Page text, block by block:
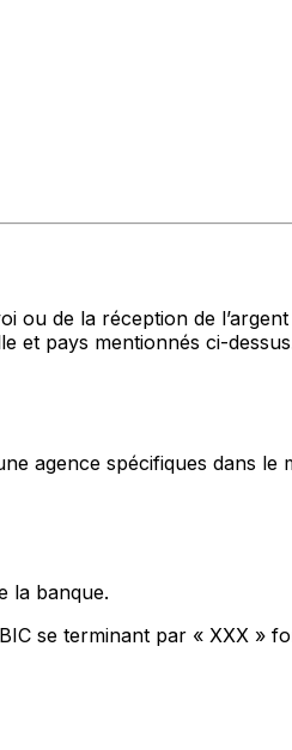
ou de la réception de
et pays mentionnés ci-
agence spécifiques dans le
la banque.
se terminant par « XXX »